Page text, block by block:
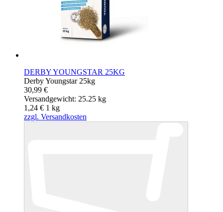
DERBY YOUNGSTAR 25KG
Derby Youngstar 25kg
30,99 €
Versandgewicht: 25.25 kg
1,24 € 1 kg
zzgl. Versandkosten